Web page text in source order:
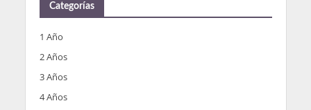
Categorías
1 Año
2 Años
3 Años
4 Años